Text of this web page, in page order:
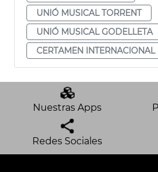
UNIÓ MUSICAL TORRENT
UNIÓ MUSICAL GODELLETA
CERTAMEN
Nuestras Apps
Redes Sociales